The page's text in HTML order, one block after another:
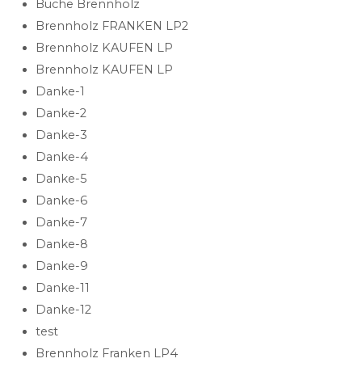
Buche Brennholz
Brennholz FRANKEN LP2
Brennholz KAUFEN LP
Brennholz KAUFEN LP
Danke-1
Danke-2
Danke-3
Danke-4
Danke-5
Danke-6
Danke-7
Danke-8
Danke-9
Danke-11
Danke-12
test
Brennholz Franken LP4